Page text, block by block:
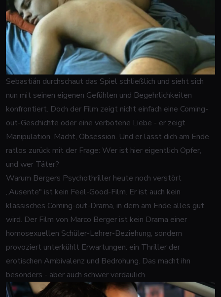
Sebastián durchschaut das Spiel schließlich und sieht sich
nun mit seinen eigenen Gefühlen und Begehrlichkeiten
konfrontiert. Doch der Film zeigt nicht einfach eine Coming-
out-Geschichte oder eine verbotene Liebe - er zeigt
Manipulation, Macht, Obsession. Und er lässt dich am Ende
ratlos zurück mit der Frage: Wer ist hier eigentlich Opfer,
und wer Täter?
Warum Bergers Psychothriller heute noch verstört
„Ausente" ist kein Feel-Good-Film. Er ist auch kein
klassisches Coming-out-Drama, in dem am Ende alles gut
wird. Der Film von Marco Berger ist kein Drama einer
homosexuellen Schüler-Lehrer-Beziehung, sondern
provoziert unterkühlt Erwartungen: ein Thriller der
erotischen Ambivalenz und Bedrohung. Das macht ihn
besonders - aber auch schwer verdaulich.